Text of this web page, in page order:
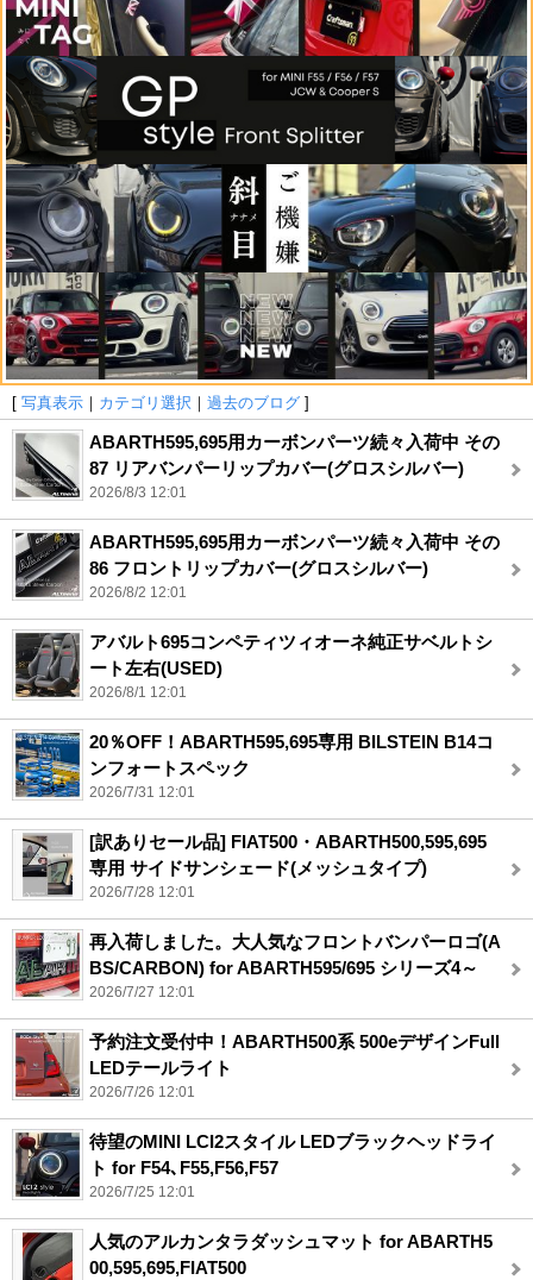
[ 写真表示 ｜ カテゴリ選択 ｜ 過去のブログ ]
ABARTH595,695用カーボンパーツ続々入荷中 その
87 リアバンパーリップカバー(グロスシルバー)
2026/8/3 12:01
ABARTH595,695用カーボンパーツ続々入荷中 その
86 フロントリップカバー(グロスシルバー)
2026/8/2 12:01
アバルト695コンペティツィオーネ純正サベルトシ
ート左右(USED)
2026/8/1 12:01
20％OFF！ABARTH595,695専用 BILSTEIN B14コ
ンフォートスペック
2026/7/31 12:01
[訳ありセール品] FIAT500・ABARTH500,595,695
専用 サイドサンシェード(メッシュタイプ)
2026/7/28 12:01
再入荷しました。大人気なフロントバンパーロゴ(A
BS/CARBON) for ABARTH595/695 シリーズ4～
2026/7/27 12:01
予約注文受付中！ABARTH500系 500eデザインFull
LEDテールライト
2026/7/26 12:01
待望のMINI LCI2スタイル LEDブラックヘッドライ
ト for F54､F55,F56,F57
2026/7/25 12:01
人気のアルカンタラダッシュマット for ABARTH5
00,595,695,FIAT500